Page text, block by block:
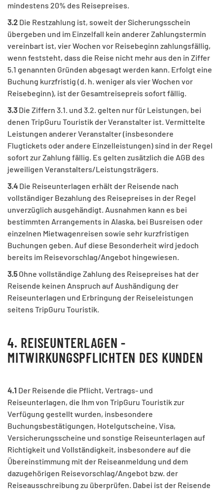
mindestens 20% des Reisepreises.
3.2 Die Restzahlung ist, soweit der Sicherungsschein
übergeben und im Einzelfall kein anderer Zahlungstermin
vereinbart ist, vier Wochen vor Reisebeginn zahlungsfällig,
wenn feststeht, dass die Reise nicht mehr aus den in Ziffer
5.1 genannten Gründen abgesagt werden kann. Erfolgt eine
Buchung kurzfristig (d. h. weniger als vier Wochen vor
Reisebeginn), ist der Gesamtreisepreis sofort fällig.
3.3 Die Ziffern 3.1. und 3.2. gelten nur für Leistungen, bei
denen TripGuru Touristik der Veranstalter ist. Vermittelte
Leistungen anderer Veranstalter (insbesondere
Flugtickets oder andere Einzelleistungen) sind in der Regel
sofort zur Zahlung fällig. Es gelten zusätzlich die AGB des
jeweiligen Veranstalters/Leistungsträgers.
3.4 Die Reiseunterlagen erhält der Reisende nach
vollständiger Bezahlung des Reisepreises in der Regel
unverzüglich ausgehändigt. Ausnahmen kann es bei
bestimmten Arrangements in Alaska, bei Busreisen oder
einzelnen Mietwagenreisen sowie sehr kurzfristigen
Buchungen geben. Auf diese Besonderheit wird jedoch
bereits im Reisevorschlag/Angebot hingewiesen.
3.5Ohne vollständige Zahlung des Reisepreises hat der
Reisende keinen Anspruch auf Aushändigung der
Reiseunterlagen und Erbringung der Reiseleistungen
seitens TripGuru Touristik.
4. REISEUNTERLAGEN -
MITWIRKUNGSPFLICHTEN DES KUNDEN
4.1 Der Reisende die Pflicht, Vertrags- und
Reiseunterlagen, die Ihm von TripGuru Touristik zur
Verfügung gestellt wurden, insbesondere
Buchungsbestätigungen, Hotelgutscheine, Visa,
Versicherungsscheine und sonstige Reiseunterlagen auf
Richtigkeit und Vollständigkeit, insbesondere auf die
Übereinstimmung mit der Reiseanmeldung und dem
dazugehörigen Reisevorschlag/Angebot bzw. der
Reiseausschreibung zu überprüfen. Dabei ist der Reisende